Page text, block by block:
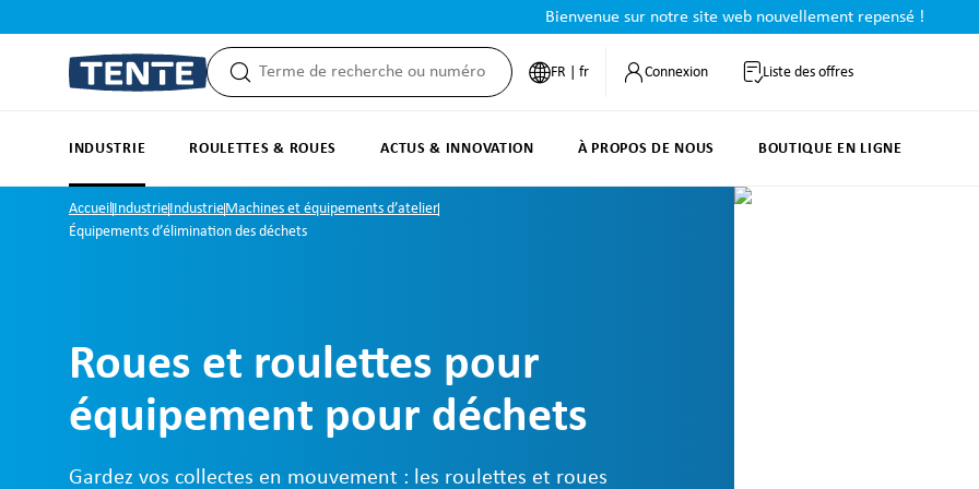
Bienvenue sur notre site web nouvellement repensé !
FR | fr Connexion Liste des offres
INDUSTRIE ROULETTES & ROUES ACTUS & INNOVATION À PROPOS DE NOUS BOUTIQUE EN LIGNE
AccueilIndustrieIndustrieMachines et équipements d’atelier
Équipements d’élimination des déchets
Roues et roulettes pour
équipement pour déchets
Gardez vos collectes en mouvement : les roulettes et roues